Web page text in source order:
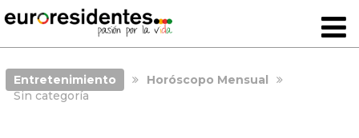
Entretenimiento
Horóscopo Mensual
Sin categoría